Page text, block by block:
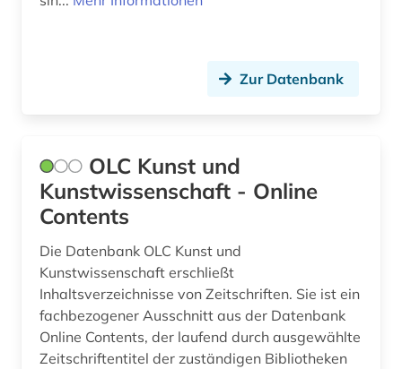
Zur Datenbank
OLC Kunst und
Kunstwissenschaft - Online
Contents
Die Datenbank OLC Kunst und
Kunstwissenschaft erschließt
Inhaltsverzeichnisse von Zeitschriften. Sie ist ein
fachbezogener Ausschnitt aus der Datenbank
Online Contents, der laufend durch ausgewählte
Zeitschriftentitel der zuständigen Bibliotheken